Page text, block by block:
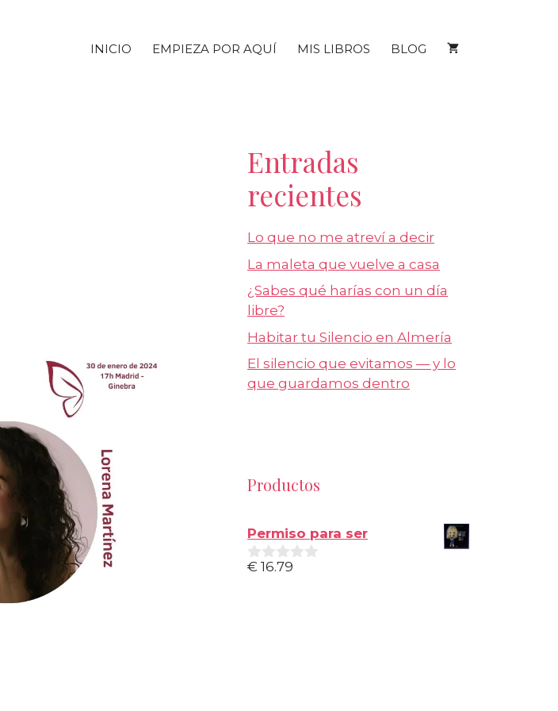
INICIO EMPIEZA POR AQUÍ MIS LIBROS BLOG
Entradas
recientes
Lo que no me atreví a decir
La maleta que vuelve a casa
¿Sabes qué harías con un día
libre?
Habitar tu Silencio en Almería
El silencio que evitamos — y lo
que guardamos dentro
Productos
Permiso para ser
0
€ 16.79